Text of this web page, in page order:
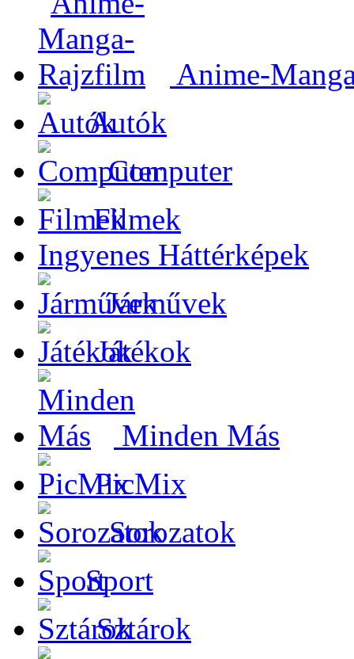
Anime-
Autók
Computer
Filmek
Ingyenes Háttérképek
Járművek
Játékok
Minden Más
PicMix
Sorozatok
Sport
Sztárok